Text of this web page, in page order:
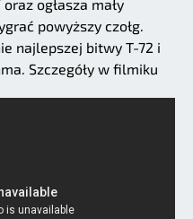
ogłasza mały
powyższy czołg.
najlepszej bitwy T-72 i
Szczegóły w filmiku